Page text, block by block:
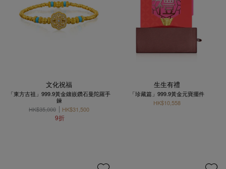
文化祝福
「東方古祖」999.9黃金鑲嵌鑽石曼陀羅手
鍊
HK$35,000
HK$31,500
9折
生生有禮
「珍藏篇」999.9黃金元寶擺件
HK$10,558